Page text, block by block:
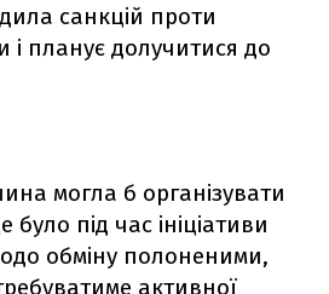
санкцій проти
і планує долучитися до
могла б організувати
під час ініціативи
обміну полоненими,
активної